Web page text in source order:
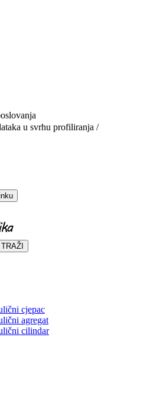
u svrhu profiliranja /
TRAŽI
cjepac
agregat
cilindar